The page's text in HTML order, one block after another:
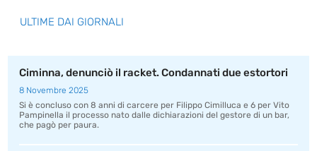
ULTIME DAI GIORNALI
Ciminna, denunciò il racket. Condannati due estortori
8 Novembre 2025
Si è concluso con 8 anni di carcere per Filippo Cimilluca e 6 per Vito
Pampinella il processo nato dalle dichiarazioni del gestore di un bar,
che pagò per paura.